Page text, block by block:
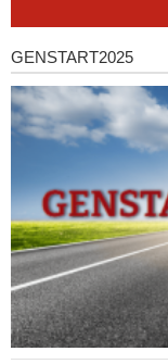
Genstart2025
GENSTART2025